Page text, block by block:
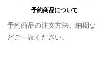
予約商品について
予約商品の注文方法、納期な
どご一読ください。